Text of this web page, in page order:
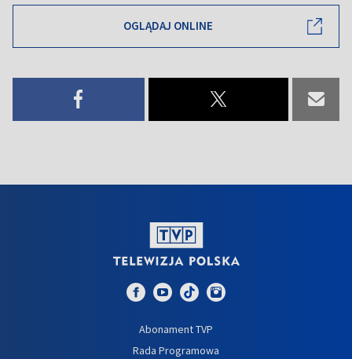
OGLĄDAJ ONLINE
Abonament TVP
Rada Programowa